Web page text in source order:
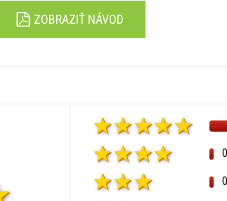
ZOBRAZIŤ NÁVOD